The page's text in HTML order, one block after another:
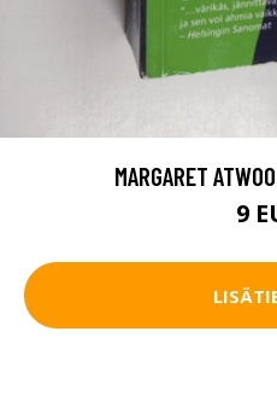
MARGARET
9